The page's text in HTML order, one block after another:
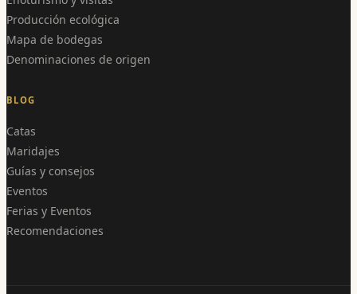
Producción ecológica
Mapa de bodegas
Denominaciones de origen
BLOG
Catas
Maridajes
Guías y consejos
Eventos
Ferias y Eventos
Recomendaciones